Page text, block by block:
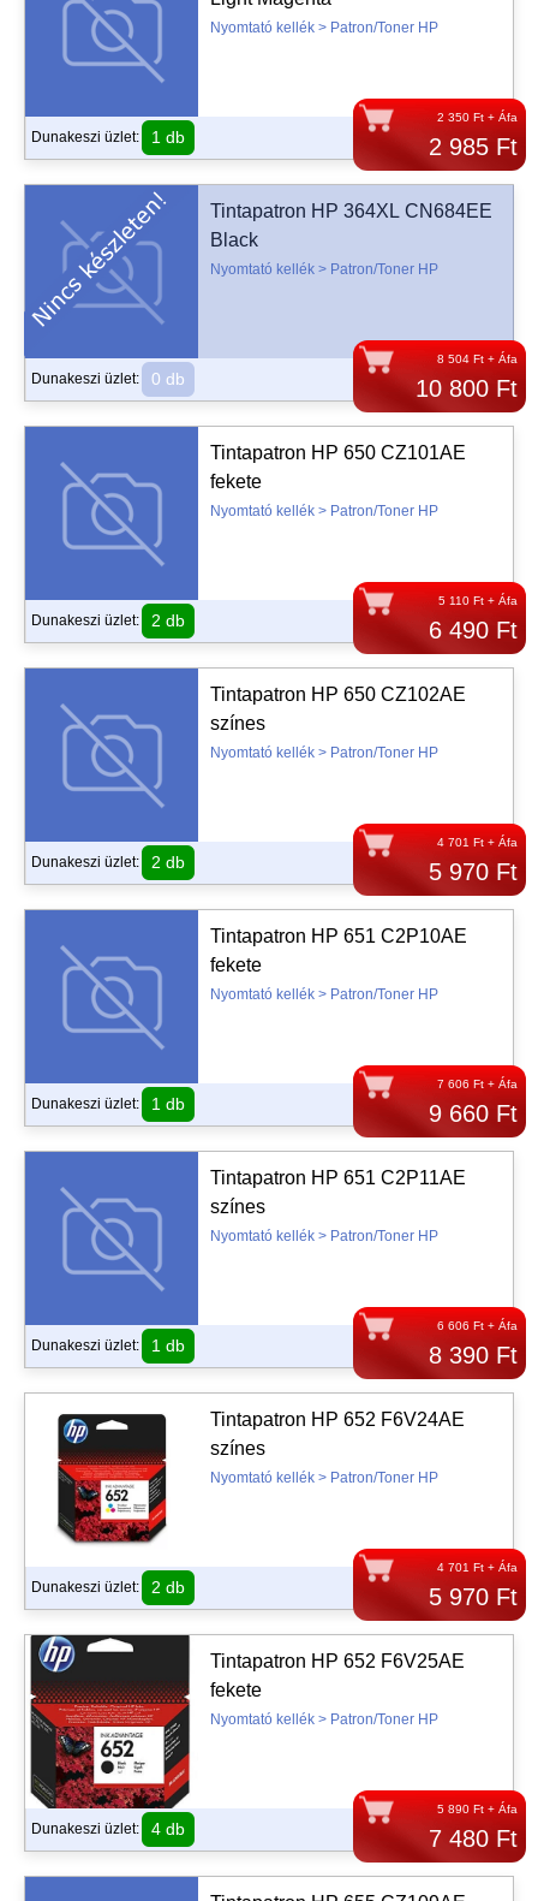
2 350 Ft + Áfa
2 985 Ft
Nyomtató kellék > Patron/Toner HP
Dunakeszi üzlet: 1 db
8 504 Ft + Áfa
10 800 Ft
Tintapatron HP 364XL CN684EE
Black
Nyomtató kellék > Patron/Toner HP
Dunakeszi üzlet: 0 db
5 110 Ft + Áfa
6 490 Ft
Tintapatron HP 650 CZ101AE
fekete
Nyomtató kellék > Patron/Toner HP
Dunakeszi üzlet: 2 db
4 701 Ft + Áfa
5 970 Ft
Tintapatron HP 650 CZ102AE
színes
Nyomtató kellék > Patron/Toner HP
Dunakeszi üzlet: 2 db
7 606 Ft + Áfa
9 660 Ft
Tintapatron HP 651 C2P10AE
fekete
Nyomtató kellék > Patron/Toner HP
Dunakeszi üzlet: 1 db
6 606 Ft + Áfa
8 390 Ft
Tintapatron HP 651 C2P11AE
színes
Nyomtató kellék > Patron/Toner HP
Dunakeszi üzlet: 1 db
4 701 Ft + Áfa
5 970 Ft
Tintapatron HP 652 F6V24AE
színes
Nyomtató kellék > Patron/Toner HP
Dunakeszi üzlet: 2 db
5 890 Ft + Áfa
7 480 Ft
Tintapatron HP 652 F6V25AE
fekete
Nyomtató kellék > Patron/Toner HP
Dunakeszi üzlet: 4 db